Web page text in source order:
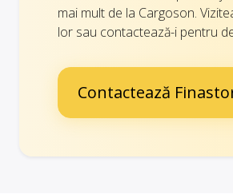
mai mult de la Cargoson.
lor sau contactează-i pentru
Contactează